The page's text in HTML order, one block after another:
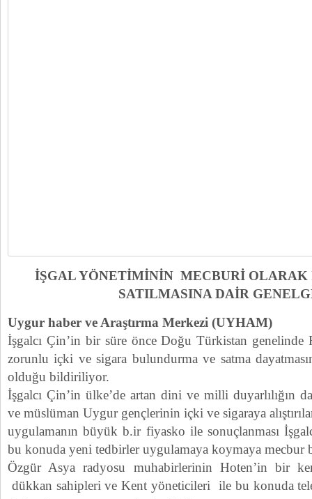
İŞGAL YÖNETİMİNİN MECBURİ OLARAK
SATILMASINA DAİR
Uygur haber ve Araştırma Merkezi (UYHAM)
İşgalcı Çin’in bir süre önce Doğu Türkistan genelinde
zorunlu içki ve sigara bulundurma ve satma
olduğu bildiriliyor.
İşgalcı Çin’in ülke’de artan dini ve milli duyarlılığın
ve müslüman Uygur gençlerinin içki ve sigaraya
uygulamanın büyük b.ir fiyasko ile sonuçlanması
bu konuda yeni tedbirler uygulamaya koymaya mecbur
Özgür Asya radyosu muhabirlerinin Hoten’in bir
dükkan sahipleri ve Kent yöneticileri ile bu konuda